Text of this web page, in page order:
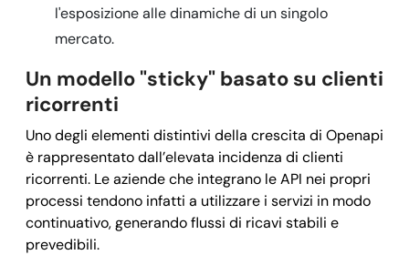
l'esposizione alle dinamiche di un singolo
mercato.
Un modello "sticky" basato su clienti
ricorrenti
Uno degli elementi distintivi della crescita di Openapi
è rappresentato dall’elevata incidenza di clienti
ricorrenti. Le aziende che integrano le API nei propri
processi tendono infatti a utilizzare i servizi in modo
continuativo, generando flussi di ricavi stabili e
prevedibili.